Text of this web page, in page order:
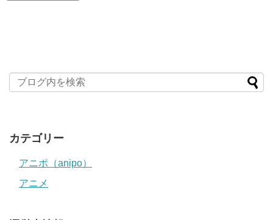
カテゴリー
アニポ（anipo）
アニメ